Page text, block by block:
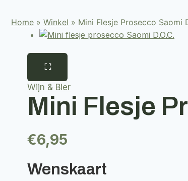
Home » Winkel » Mini Flesje Prosecco Saomi
Wijn & Bier
Mini Flesje
€6,95
Wenskaart